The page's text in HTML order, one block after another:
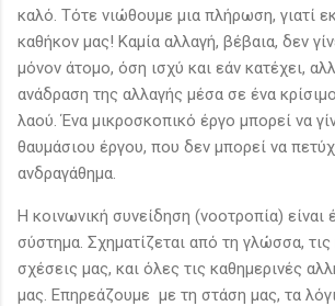
καλό. Τότε νιώθουμε μια πλήρωση, γιατί
καθήκον μας! Καμία αλλαγή, βέβαια, δεν
μόνον άτομο, όση ισχύ και εάν κατέχει,
ανάδραση της αλλαγής μέσα σε ένα
λαού. Ένα μικροσκοπικό έργο μπορεί να
θαυμάσιου έργου, που δεν μπορεί να
ανδραγάθημα.
Η κοινωνική συνείδηση (νοοτροπία) είναι
σύστημα. Σχηματίζεται από τη γλώσσα, τις
σχέσεις μας, και όλες τις καθημερινές
μας. Επηρεάζουμε με τη στάση μας, τα